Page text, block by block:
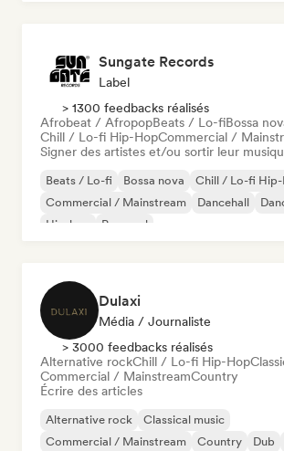
Sungate Records
Label
> 1300 feedbacks réalisés
Afrobeat / AfropopBeats / Lo-fiBossa
Chill / Lo-fi Hip-HopCommercial /
Signer des artistes et/ou sortir leur
Beats / Lo-fi Bossa nova
Chill / Lo-fi
Commercial / Mainstream
Dancehall
Hip-hop
Pop soul
Dulaxi
Média / Journaliste
> 3000 feedbacks réalisés
Alternative rockChill / Lo-fi Hip-Hop
Commercial / MainstreamCountry
Écrire des articles
Alternative rock
Classical music
Commercial / Mainstream
Country Dub